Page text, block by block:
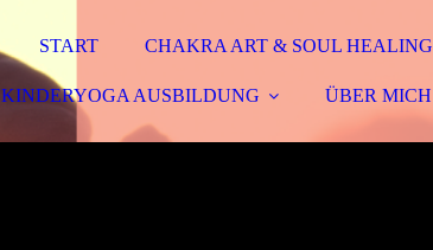
START CHAKRA ART & SOUL HEALING
KINDERYOGA AUSBILDUNG ÜBER MICH